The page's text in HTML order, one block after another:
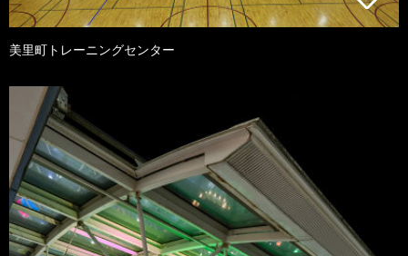
美里町トレーニングセンター